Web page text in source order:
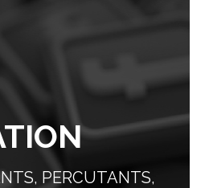
PERCUTANTS,